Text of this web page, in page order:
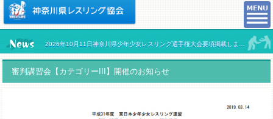
審判講習会【カテゴリーIII】開催のお知らせ